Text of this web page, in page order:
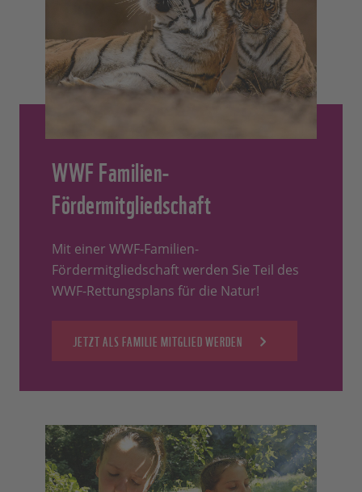
WWF Familien-
Fördermitgliedschaft
Mit einer WWF-Familien-
Fördermitgliedschaft werden Sie Teil des
WWF-Rettungsplans für die Natur!
JETZT ALS FAMILIE MITGLIED WERDEN